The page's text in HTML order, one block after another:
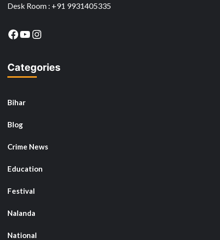
Desk Room : +91 9931405335
Facebook
YouTube
Instagram
Categories
Bihar
Blog
Crime News
Education
Festival
Nalanda
National